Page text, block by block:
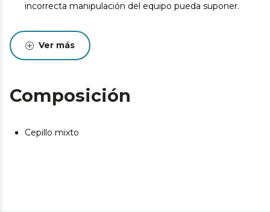
incorrecta manipulación del equipo pueda suponer.
Ver más
Composición
Cepillo mixto